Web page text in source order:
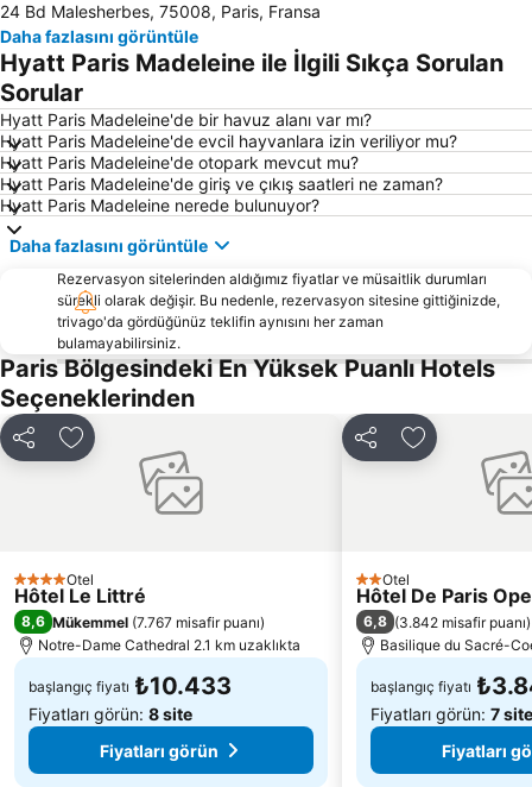
5 Bölge Latin Meydanı
Concorde Meydanı
58 tour eiffel
4 Bölge Hotel de Ville
3 Bölge Temple
2 Bölge Sentier
11 Bölge Bastille
Palais Garnier Opera National de Paris
15 Bölge Porte de Versailles
Zafer Anıtı Paris
16 Bölge Trocadero
Paris Porte de Versailles Sergi Merkezi
Gare de Lyon Tren İstasyonu
Orly Havaalanı
18 Bölge Montmartre
13 Bölge Place d Italie
St-Germain-des-Prés
Gare de l Est Tren İstasyonu
14 Bölge Montparnasse
Champs-Élysées - Clemenceau Metro Station
Les Halles
Stade de France Stadyumu
10 Bölge Republique
La Defense
La Vallée Outlet Shopping Village
Paris Kongre Sarayı
17 Bölge Batignolles
Châtelet Metro Station
Bercy
Montparnasse Tren İstasyonu
24 Bd Malesherbes, 75008, Paris, Fransa
Daha fazlasını görüntüle
Hyatt Paris Madeleine ile İlgili Sıkça Sorulan
Sorular
Hyatt Paris Madeleine'de bir havuz alanı var mı?
Hyatt Paris Madeleine'de evcil hayvanlara izin veriliyor mu?
Hyatt Paris Madeleine'de otopark mevcut mu?
Hyatt Paris Madeleine'de giriş ve çıkış saatleri ne zaman?
Hyatt Paris Madeleine nerede bulunuyor?
Daha fazlasını görüntüle
Rezervasyon sitelerinden aldığımız fiyatlar ve müsaitlik durumları
sürekli olarak değişir. Bu nedenle, rezervasyon sitesine gittiğinizde,
trivago'da gördüğünüz teklifin aynısını her zaman
bulamayabilirsiniz.
Paris Bölgesindeki En Yüksek Puanlı Hotels
Seçeneklerinden
Paylaş Favorilerime ekle
4 YıldızOtel
Hôtel Le Littré
8,6 Mükemmel (7.767 misafir puanı)
Notre-Dame Cathedral 2.1 km uzaklıkta
başlangıç fiyatı ₺10.433
Fiyatları görün: 8 site
Fiyatları görün
Paylaş Favorilerime
2 Yıldız
Otel
Hôtel De Paris
6,8 (3.842 misafir puanı)
Basilique du Sacré-
başlangıç fiyatı
Fiyatları görün: 7 site
Fiyatları